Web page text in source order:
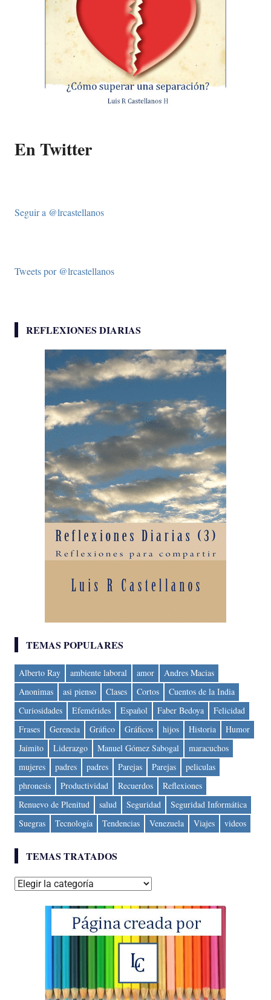
En Twitter
Seguir a @lrcastellanos
Tweets por @lrcastellanos
REFLEXIONES DIARIAS
TEMAS POPULARES
Alberto Ray ambiente laboral amor
Andres Macias
Anonimas
asi pienso Clases Cortos
Cuentos de la India
Curiosidades
Efemérides Español Faber Bedoya
Felicidad
Frases
Gerencia Gráfico Gráficos hijos Historia
Humor
Jaimito
Liderazgo Manuel Gómez Sabogal
maracuchos
mujeres
padres padres Parejas Parejas
peliculas
phronesis
Productividad Recuerdos
Reflexiones
Renuevo de Plenitud
salud Seguridad
Seguridad Informática
Suegras
Tecnología Tendencias Venezuela Viajes videos
TEMAS TRATADOS
Temas